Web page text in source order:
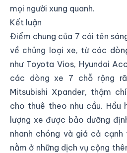
mọi người xung quanh.
Kết luận
Điểm chung của 7 cái tên
về chủng loại xe, từ các
như Toyota Vios, Hyundai
các dòng xe 7 chỗ rộng
Mitsubishi Xpander, thậm
cho thuê theo nhu cầu.
lượng xe được bảo dưỡng
nhanh chóng và giá cả
nằm ở những dịch vụ cộng